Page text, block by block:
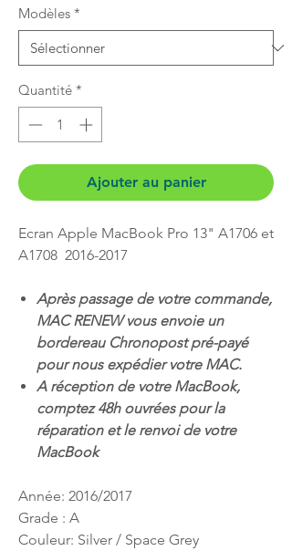
Modèles *
Quantité *
Ajouter au panier
Ecran Apple MacBook Pro 13" A1706 et
A1708 2016-2017
Après passage de votre commande,
MAC RENEW vous envoie un
bordereau Chronopost pré-payé
pour nous expédier votre MAC.
A réception de votre MacBook,
comptez 48h ouvrées pour la
réparation et le renvoi de votre
MacBook
Année: 2016/2017
Grade : A
Couleur: Silver / Space Grey